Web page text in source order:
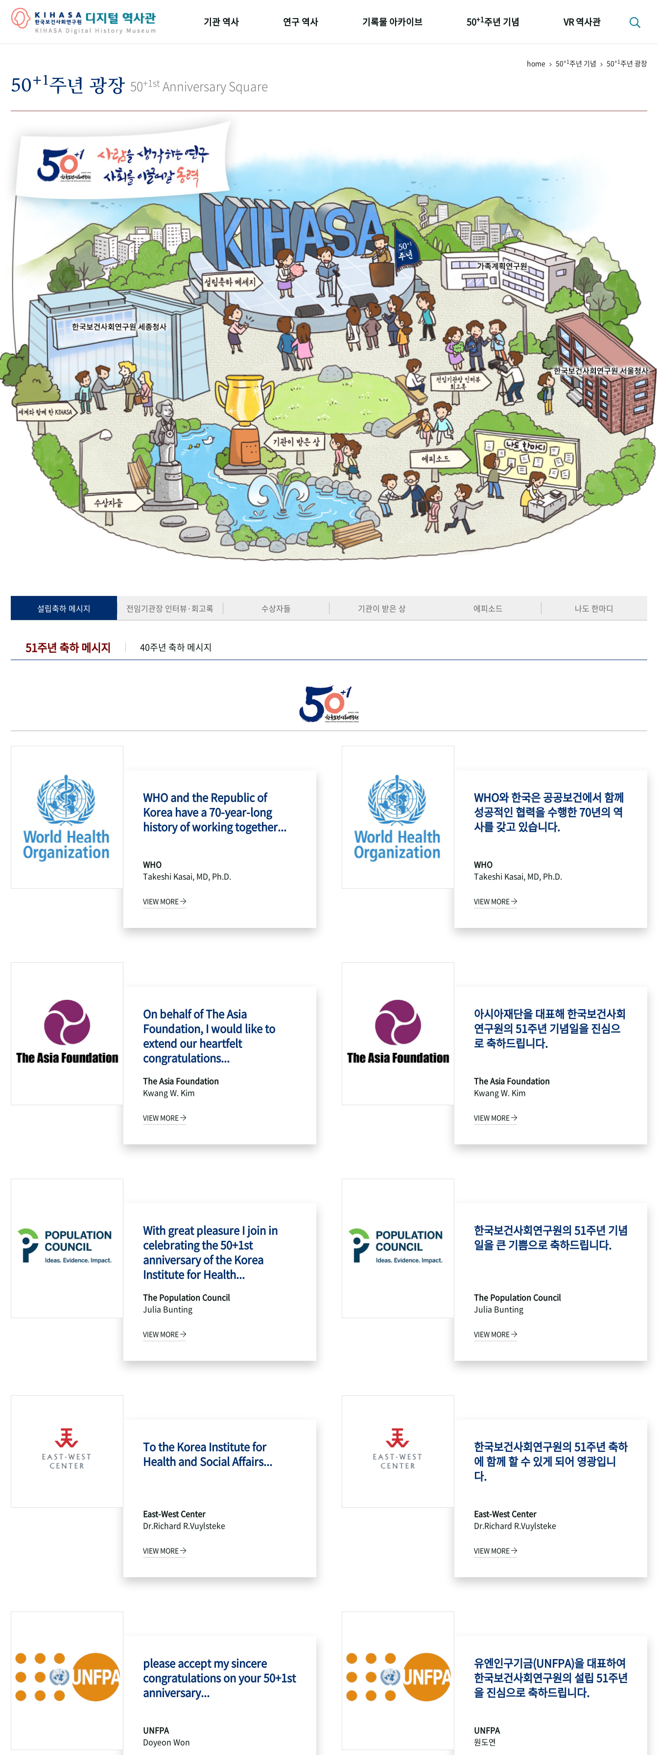
기관 역사
역대 기관장
연구 역사 기록물 아카이브 50+1주년 기념 VR 역사관
home 50+1주년 기념 50+1주년 광장
50+1주년 광장 50+1st Anniversary Square
설립축하 메시지 전임기관장 인터뷰·회고록 수상자들 기관이 받은 상 에피소드 나도 한마디
51주년 축하 메시지 40주년 축하 메시지
WHO and the Republic of
Korea have a 70-year-long
history of working together...
WHO
Takeshi Kasai, MD, Ph.D.
VIEW MORE
WHO와 한국은 공공보건에서 함께
성공적인 협력을 수행한 70년의 역
사를 갖고 있습니다.
WHO
Takeshi Kasai, MD, Ph.D.
VIEW MORE
On behalf of The Asia
Foundation, I would like to
extend our heartfelt
congratulations...
The Asia Foundation
Kwang W. Kim
VIEW MORE
아시아재단을 대표해 한국보건사회
연구원의 51주년 기념일을 진심으
로 축하드립니다.
The Asia Foundation
Kwang W. Kim
VIEW MORE
With great pleasure I join in
celebrating the 50+1st
anniversary of the Korea
Institute for Health...
The Population Council
Julia Bunting
VIEW MORE
한국보건사회연구원의 51주년 기념
일을 큰 기쁨으로 축하드립니다.
The Population Council
Julia Bunting
VIEW MORE
To the Korea Institute for
Health and Social Affairs...
East-West Center
Dr.Richard R.Vuylsteke
VIEW MORE
한국보건사회연구원의 51주년 축하
에 함께 할 수 있게 되어 영광입니
다.
East-West Center
Dr.Richard R.Vuylsteke
VIEW MORE
please accept my sincere
congratulations on your 50+1st
anniversary...
UNFPA
Doyeon Won
유엔인구기금(UNFPA)을 대표하여
한국보건사회연구원의 설립 51주년
을 진심으로 축하드립니다.
UNFPA
원도연